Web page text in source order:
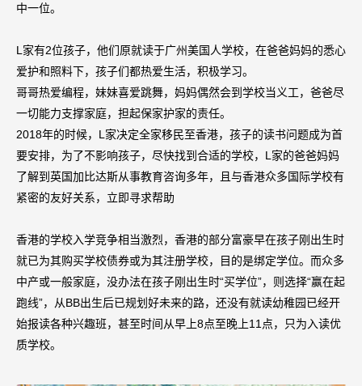
中一位。
L家有2位孩子，他们原就读于广州美国人学校，在爸爸妈妈的悉心
爱护和照料下，孩子们都热爱生活，积极学习。
哥哥热爱编程，妹妹喜爱跳舞，妈妈偶然会到学校当义工，爸爸尽
一切能力支撑家庭，担起保家护家的责任。
2018年的时候，L家决定全家移民至香港，孩子的读书问题成为首
要安排，为了不影响孩子，尽快找到合适的学校，L家的爸爸妈妈
了解到英国加比达斯从事教育咨询多年，且与香港众多国际学校有
紧密的友好关系，立即寻求帮助
香港的学校入学竞争相当激烈，香港的部分富豪早在孩子刚出生时
就已为其购买学校债券或为其注册学校，目的是绑定学位。而众多
中产或一般家庭，没办法在孩子刚出生时“买学位”，则选择“赢在起
跑线”，从BB出生后已规划好未来的路，还没有就读幼稚园已经开
始报读各种兴趣班，甚至时间从早上8点至晚上11点，只为入读优
质学校。